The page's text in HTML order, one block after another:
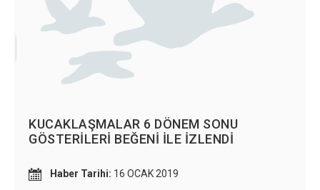
KUCAKLAŞMALAR 6 DÖNEM SONU
GÖSTERİLERİ BEĞENİ İLE İZLENDİ
Haber Tarihi: 16 OCAK 2019
Çerez Ayarları Gizlilik Tercihleri
olması için kaydetmeniz yeterlidir.
Web sitemizin temel fonksiyonlarının düzgün çalışması,